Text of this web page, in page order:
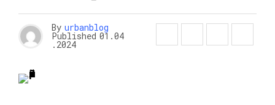
By urbanblog
Published 01.04
.2024